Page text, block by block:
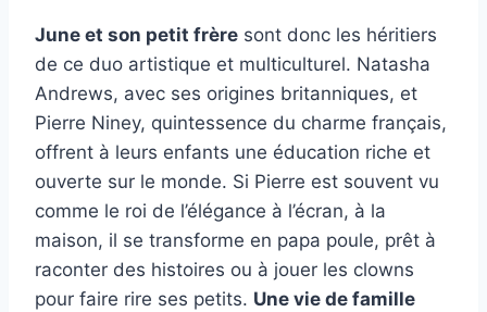
June et son petit frère sont donc les héritiers
de ce duo artistique et multiculturel. Natasha
Andrews, avec ses origines britanniques, et
Pierre Niney, quintessence du charme français,
offrent à leurs enfants une éducation riche et
ouverte sur le monde. Si Pierre est souvent vu
comme le roi de l’élégance à l’écran, à la
maison, il se transforme en papa poule, prêt à
raconter des histoires ou à jouer les clowns
pour faire rire ses petits. Une vie de famille